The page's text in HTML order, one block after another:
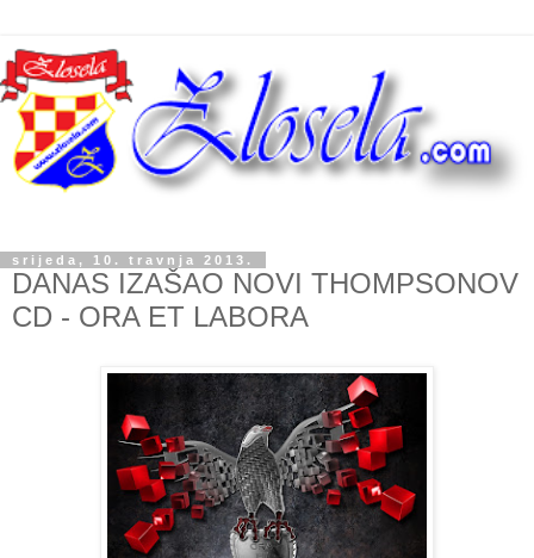
srijeda, 10. travnja 2013.
DANAS IZAŠAO NOVI THOMPSONOV
CD - ORA ET LABORA